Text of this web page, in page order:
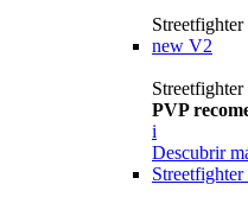
Streetfighter
new V2
PVP
i
Descubrir